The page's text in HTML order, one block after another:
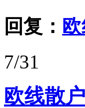
回复：
7/31
欧线散